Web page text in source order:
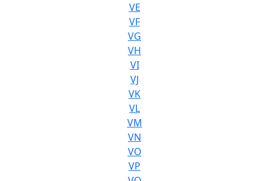
VE
VF
VG
VH
VI
VJ
VK
VL
VM
VN
VO
VP